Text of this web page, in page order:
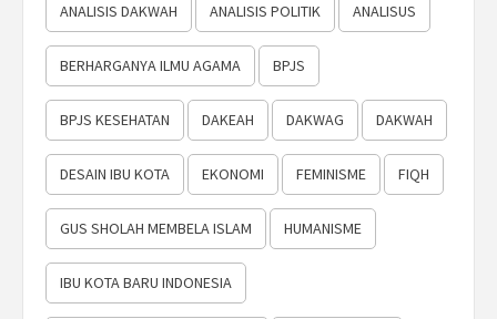
ANALISIS DAKWAH ANALISIS POLITIK ANALISUS
BERHARGANYA ILMU AGAMA BPJS
BPJS KESEHATAN DAKEAH DAKWAG DAKWAH
DESAIN IBU KOTA EKONOMI FEMINISME FIQH
GUS SHOLAH MEMBELA ISLAM HUMANISME
IBU KOTA BARU INDONESIA